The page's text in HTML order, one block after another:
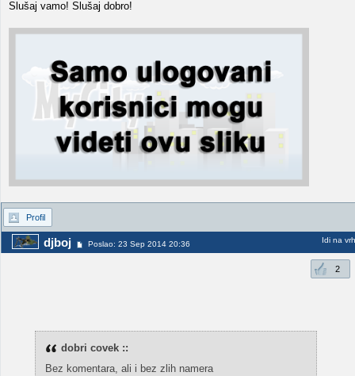
Slušaj vamo! Slušaj dobro!
Profil
djboj Poslao: 23 Sep 2014 20:36 Idi na vrh
2
dobri covek ::
Bez komentara, ali i bez zlih namera